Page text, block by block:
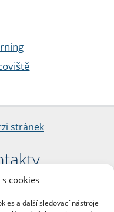
cookies
a další sledovací nástroje
stránek
1/2